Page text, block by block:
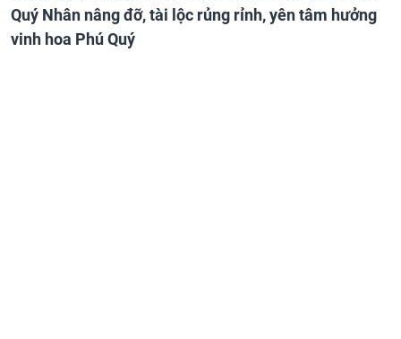
Quý Nhân nâng đỡ, tài lộc rủng rỉnh, yên tâm hưởng
vinh hoa Phú Quý